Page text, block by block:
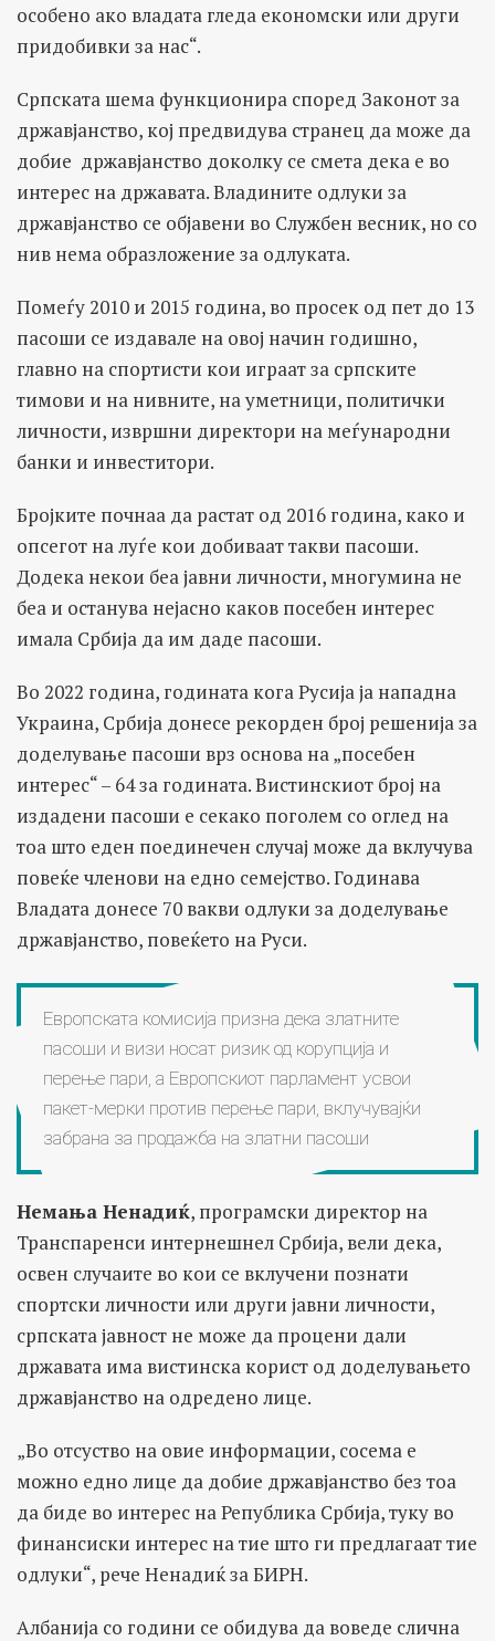
особено ако владата гледа економски или други
придобивки за нас“.
Српската шема функционира според Законот за
државјанство, кој предвидува странец да може да
добие државјанство доколку се смета дека е во
интерес на државата. Владините одлуки за
државјанство се објавени во Службен весник, но со
нив нема образложение за одлуката.
Помеѓу 2010 и 2015 година, во просек од пет до 13
пасоши се издавале на овој начин годишно,
главно на спортисти кои играат за српските
тимови и на нивните, на уметници, политички
личности, извршни директори на меѓународни
банки и инвеститори.
Бројките почнаа да растат од 2016 година, како и
опсегот на луѓе кои добиваат такви пасоши.
Додека некои беа јавни личности, многумина не
беа и останува нејасно каков посебен интерес
имала Србија да им даде пасоши.
Во 2022 година, годината кога Русија ја нападна
Украина, Србија донесе рекорден број решенија за
доделување пасоши врз основа на „посебен
интерес“ – 64 за годината. Вистинскиот број на
издадени пасоши е секако поголем со оглед на
тоа што еден поединечен случај може да вклучува
повеќе членови на едно семејство. Годинава
Владата донесе 70 вакви одлуки за доделување
државјанство, повеќето на Руси.
Европската комисија призна дека златните
пасоши и визи носат ризик од корупција и
перење пари, а Европскиот парламент усвои
пакет-мерки против перење пари, вклучувајќи
забрана за продажба на златни пасоши
Немања Ненадиќ, програмски директор на
Транспаренси интернешнел Србија, вели дека,
освен случаите во кои се вклучени познати
спортски личности или други јавни личности,
српската јавност не може да процени дали
државата има вистинска корист од доделувањето
државјанство на одредено лице.
„Во отсуство на овие информации, сосема е
можно едно лице да добие државјанство без тоа
да биде во интерес на Република Србија, туку во
финансиски интерес на тие што ги предлагаат тие
одлуки“, рече Ненадиќ за БИРН.
Албанија со години се обидува да воведе слична